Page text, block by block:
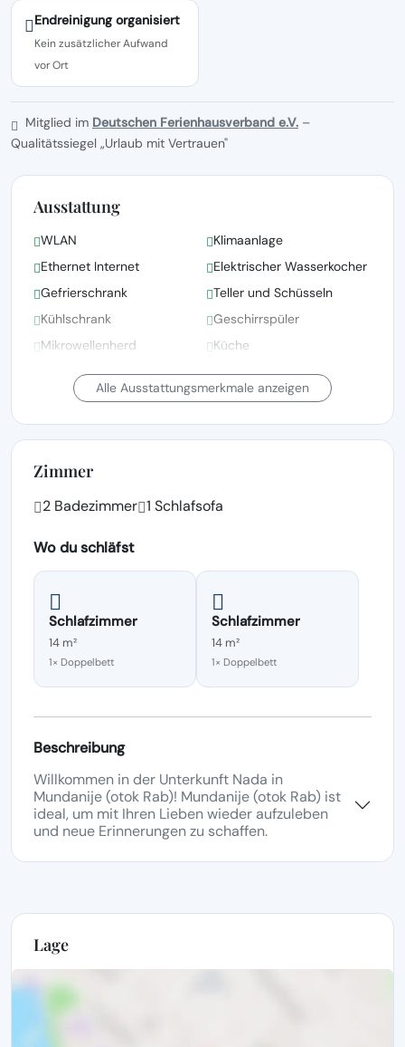
Endreinigung organisiert
Kein zusätzlicher Aufwand
vor Ort
Mitglied im Deutschen Ferienhausverband e.V. –
Qualitätssiegel „Urlaub mit Vertrauen"
Ausstattung
WLAN
Klimaanlage
Ethernet Internet
Elektrischer Wasserkocher
Gefrierschrank
Teller und Schüsseln
Kühlschrank
Geschirrspüler
Mikrowellenherd
Küche
Haartrockner
Alle Ausstattungsmerkmale anzeigen
Zimmer
2 Badezimmer 1 Schlafsofa
Wo du schläfst
Schlafzimmer
14 m²
1× Doppelbett
Schlafzimmer
14 m²
1× Doppelbett
Beschreibung
Willkommen in der Unterkunft Nada in
Mundanije (otok Rab)! Mundanije (otok Rab) ist
ideal, um mit Ihren Lieben wieder aufzuleben
und neue Erinnerungen zu schaffen.
Lage